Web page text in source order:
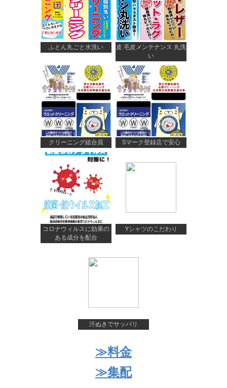
ふとん丸ごと水洗い
皮.毛皮メンテナンス 丸洗
い
クリーニング組合員 Sマーク登録店で安心
コロナウィルスに効果の
ある成分を配合
Yシャツのこだわり
汗ぬきでサッパリ
≫料金
≫集配